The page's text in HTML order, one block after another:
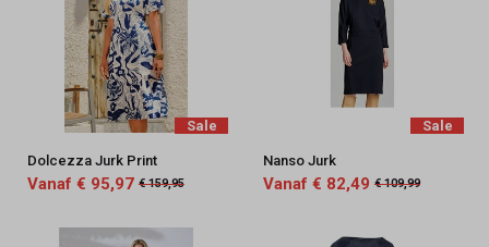
Sale
Dolcezza Jurk Print
Vanaf € 95,97 € 159,95
Sale
Nanso Jurk
Vanaf € 82,49 € 109,99